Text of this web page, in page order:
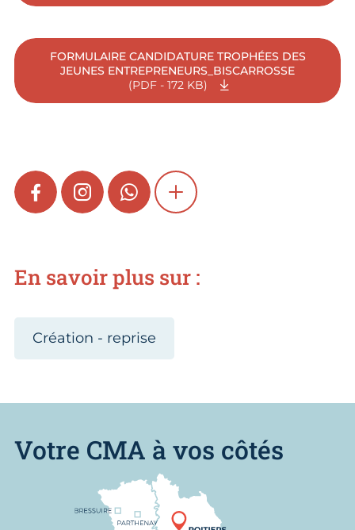
FORMULAIRE CANDIDATURE TROPHÉES DES
JEUNES ENTREPRENEURS_BISCARROSSE
(PDF - 172 KB)
FACEBOOKINSTAGRAMWHATSAPPSHOW MORE
En savoir plus sur :
Création - reprise
Votre CMA à vos côtés